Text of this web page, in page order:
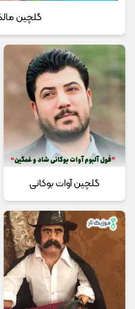
گلچین
گلچین آوات بوکانی